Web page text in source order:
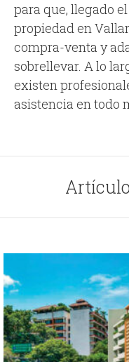
para que, llegado
propiedad en
compra-venta y
sobrellevar. A lo
existen
asistencia en todo